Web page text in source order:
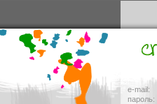
e-mail:
пароль: